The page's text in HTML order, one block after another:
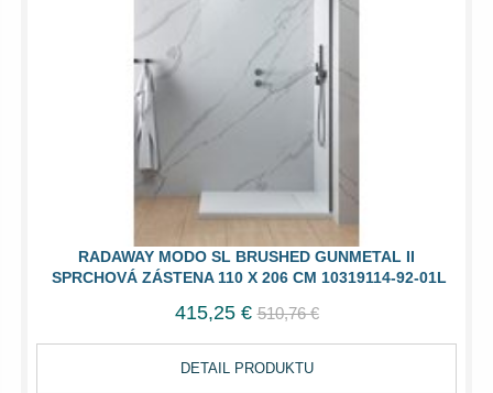
RADAWAY MODO SL BRUSHED GUNMETAL II
SPRCHOVÁ ZÁSTENA 110 X 206 CM 10319114-92-01L
415,25 € 510,76 €
DETAIL PRODUKTU